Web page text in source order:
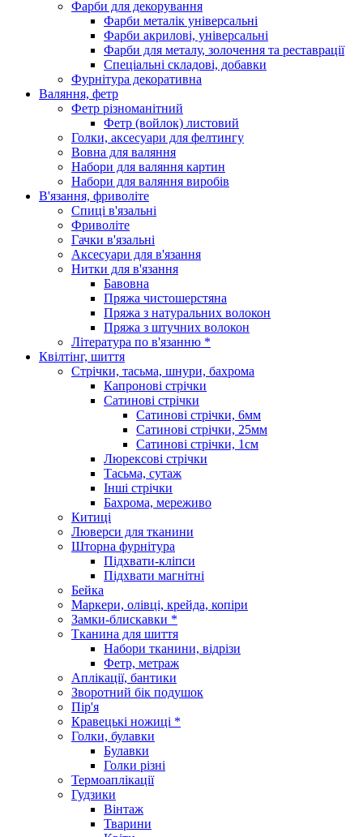
Фарби для декорування
Фарби металік універсальні
Фарби акрилові, універсальні
Фарби для металу, золочення та реставрації
Спеціальні складові, добавки
Фурнітура декоративна
Валяння, фетр
Фетр різноманітний
Фетр (войлок) листовий
Голки, аксесуари для фелтингу
Вовна для валяння
Набори для валяння картин
Набори для валяння виробів
В'язання, фриволіте
Спиці в'язальні
Фриволіте
Гачки в'язальні
Аксесуари для в'язання
Нитки для в'язання
Бавовна
Пряжа чистошерстяна
Пряжа з натуральних волокон
Пряжа з штучних волокон
Література по в'язанню *
Квілтінг, шиття
Стрічки, тасьма, шнури, бахрома
Капронові стрічки
Сатинові стрічки
Сатинові стрічки, 6мм
Сатинові стрічки, 25мм
Сатинові стрічки, 1см
Люрексові стрічки
Тасьма, сутаж
Інші стрічки
Бахрома, мереживо
Китиці
Люверси для тканини
Шторна фурнітура
Підхвати-кліпси
Підхвати магнітні
Бейка
Маркери, олівці, крейда, копіри
Замки-блискавки *
Тканина для шиття
Набори тканини, відрізи
Фетр, метраж
Аплікації, бантики
Зворотний бік подушок
Пір'я
Кравецькі ножиці *
Голки, булавки
Булавки
Голки різні
Термоаплікації
Гудзики
Вінтаж
Тварини